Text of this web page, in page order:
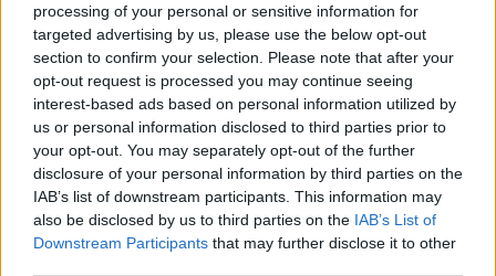
processing of your personal or sensitive information for
targeted advertising by us, please use the below opt-out
section to confirm your selection. Please note that after your
opt-out request is processed you may continue seeing
interest-based ads based on personal information utilized by
us or personal information disclosed to third parties prior to
your opt-out. You may separately opt-out of the further
disclosure of your personal information by third parties on the
IAB’s list of downstream participants. This information may
also be disclosed by us to third parties on the IAB’s List of
Downstream Participants that may further disclose it to other